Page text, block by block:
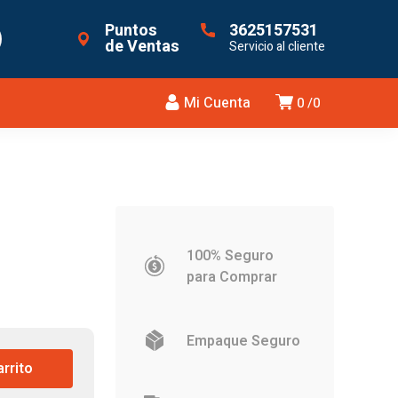
Puntos
de Ventas
3625157531
Servicio al cliente
0 0
Mi Cuenta
100% Seguro
para Comprar
Empaque Seguro